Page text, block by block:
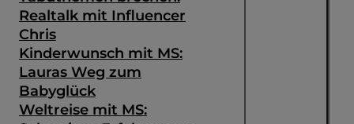
Realtalk mit Influencer
Chris
Kinderwunsch mit MS:
Lauras Weg zum
Babyglück
Weltreise mit MS: